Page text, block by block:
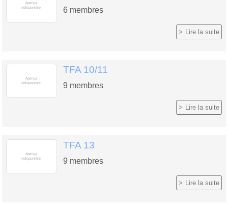
6 membres
Lire la suite
TFA 10/11
9 membres
Lire la suite
TFA 13
9 membres
Lire la suite